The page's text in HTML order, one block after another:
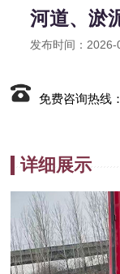
河道、淤
发布时间：2026-
免费咨询热线：
详细展示